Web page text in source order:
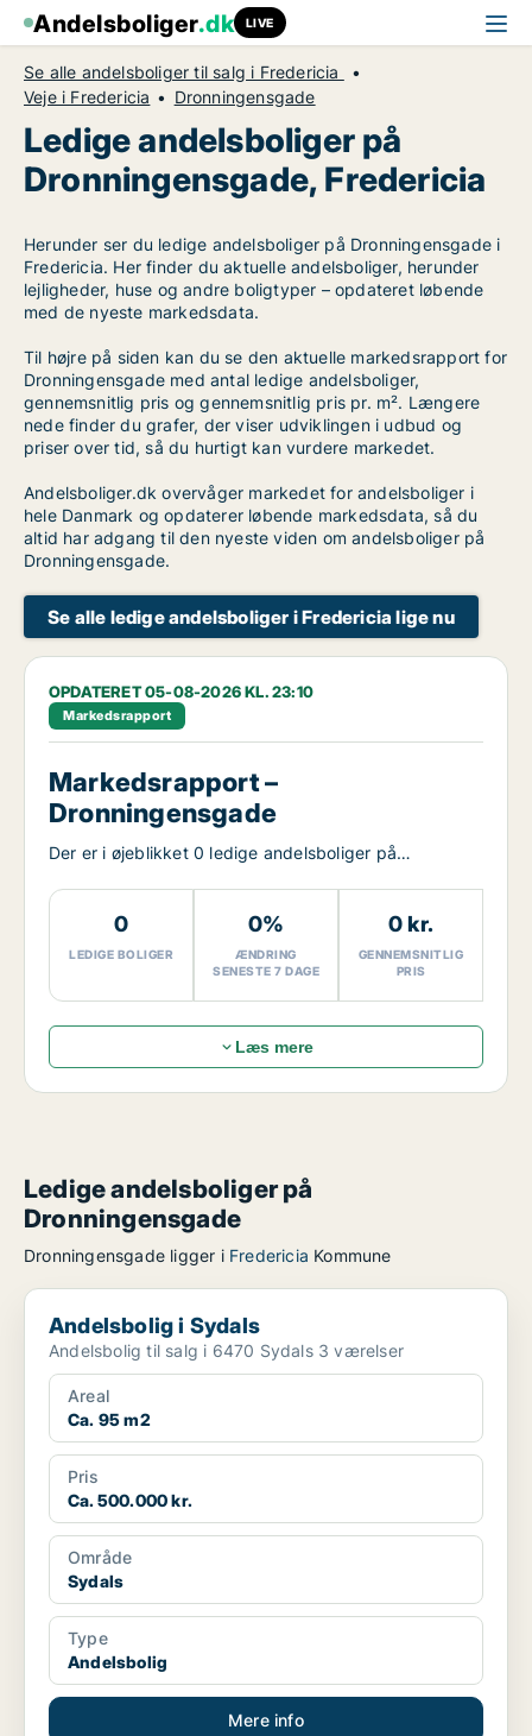
Andelsboliger.dk LIVE
Se alle andelsboliger til salg i Fredericia
Veje i Fredericia
Dronningensgade
Ledige andelsboliger på
Dronningensgade, Fredericia
Herunder ser du ledige andelsboliger på Dronningensgade i
Fredericia. Her finder du aktuelle andelsboliger, herunder
lejligheder, huse og andre boligtyper – opdateret løbende
med de nyeste markedsdata.
Til højre på siden kan du se den aktuelle markedsrapport for
Dronningensgade med antal ledige andelsboliger,
gennemsnitlig pris og gennemsnitlig pris pr. m². Længere
nede finder du grafer, der viser udviklingen i udbud og
priser over tid, så du hurtigt kan vurdere markedet.
Andelsboliger.dk overvåger markedet for andelsboliger i
hele Danmark og opdaterer løbende markedsdata, så du
altid har adgang til den nyeste viden om andelsboliger på
Dronningensgade.
Se alle ledige andelsboliger i Fredericia lige nu
OPDATERET 05-08-2026 KL. 23:10
Markedsrapport
Markedsrapport –
Dronningensgade
Der er i øjeblikket 0 ledige andelsboliger på
0
LEDIGE BOLIGER
0%
ÆNDRING
SENESTE 7 DAGE
0 kr.
GENNEMSNITLIG
PRIS
Læs mere
Ledige andelsboliger på
Dronningensgade
Dronningensgade ligger i Fredericia Kommune
Andelsbolig i Sydals
Andelsbolig i Sydals
Andelsbolig til salg i 6470 Sydals 3 værelser
Areal
Ca. 95 m2
Pris
Ca. 500.000 kr.
Område
Sydals
Type
Andelsbolig
Mere info